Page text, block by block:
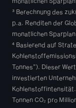
³ Berechnung des
p.a. Renditen der
monatlichen
⁴ Basierend auf
Tonnes”). Dieser
investierten
Tonnen CO₂ pro